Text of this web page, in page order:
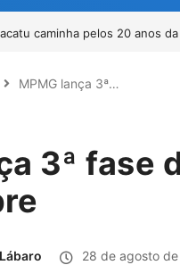
CUTUCAR abre nova
MPMG lança 3ª…
3ª fase
28 de agosto